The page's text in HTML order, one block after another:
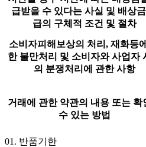
급받을 수 있다는 사실 및 배상금
급의 구체적 조건 및 절차
소비자피해보상의 처리, 재화등
한 불만처리 및 소비자와 사업자
의 분쟁처리에 관한 사항
거래에 관한 약관의 내용 또는 확
수 있는 방법
01. 반품기한